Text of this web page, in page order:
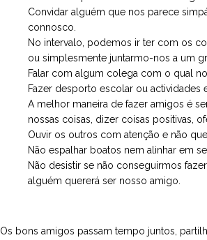
Convidar alguém que nos parece
connosco.
No intervalo, podemos ir ter com os
ou simplesmente juntarmo-nos a um
Falar com algum colega com o qual
Fazer desporto escolar ou actividades
A melhor maneira de fazer amigos é
nossas coisas, dizer coisas positivas,
Ouvir os outros com atenção e não
Não espalhar boatos nem alinhar em
Não desistir se não conseguirmos
alguém quererá ser nosso amigo.
Os bons amigos passam tempo juntos,